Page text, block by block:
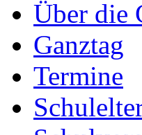
Über die
Ganztag
Termine